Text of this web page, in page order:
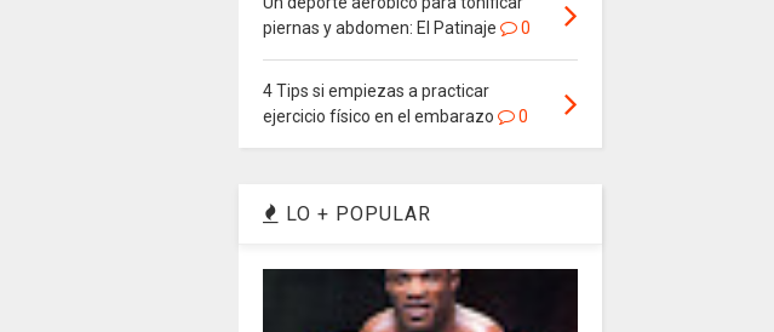
piernas y abdomen: El Patinaje
0
4 Tips si empiezas a practicar
ejercicio físico en el embarazo
0
LO + POPULAR